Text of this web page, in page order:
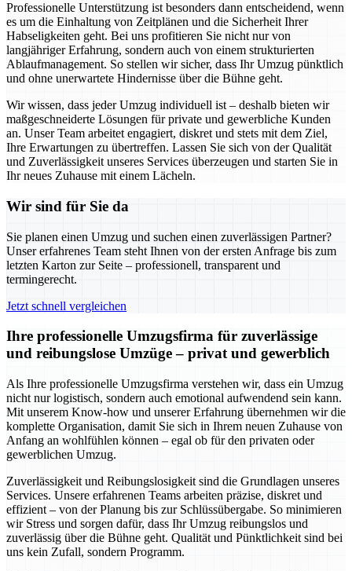
Professionelle Unterstützung ist besonders dann entscheidend, wenn
es um die Einhaltung von Zeitplänen und die Sicherheit Ihrer
Habseligkeiten geht. Bei uns profitieren Sie nicht nur von
langjähriger Erfahrung, sondern auch von einem strukturierten
Ablaufmanagement. So stellen wir sicher, dass Ihr Umzug pünktlich
und ohne unerwartete Hindernisse über die Bühne geht.
Wir wissen, dass jeder Umzug individuell ist – deshalb bieten wir
maßgeschneiderte Lösungen für private und gewerbliche Kunden
an. Unser Team arbeitet engagiert, diskret und stets mit dem Ziel,
Ihre Erwartungen zu übertreffen. Lassen Sie sich von der Qualität
und Zuverlässigkeit unseres Services überzeugen und starten Sie in
Ihr neues Zuhause mit einem Lächeln.
Wir sind für Sie da
Sie planen einen Umzug und suchen einen zuverlässigen Partner?
Unser erfahrenes Team steht Ihnen von der ersten Anfrage bis zum
letzten Karton zur Seite – professionell, transparent und
termingerecht.
Jetzt schnell vergleichen
Ihre professionelle Umzugsfirma für zuverlässige
und reibungslose Umzüge – privat und gewerblich
Als Ihre professionelle Umzugsfirma verstehen wir, dass ein Umzug
nicht nur logistisch, sondern auch emotional aufwendend sein kann.
Mit unserem Know-how und unserer Erfahrung übernehmen wir die
komplette Organisation, damit Sie sich in Ihrem neuen Zuhause von
Anfang an wohlfühlen können – egal ob für den privaten oder
gewerblichen Umzug.
Zuverlässigkeit und Reibungslosigkeit sind die Grundlagen unseres
Services. Unsere erfahrenen Teams arbeiten präzise, diskret und
effizient – von der Planung bis zur Schlüssübergabe. So minimieren
wir Stress und sorgen dafür, dass Ihr Umzug reibungslos und
zuverlässig über die Bühne geht. Qualität und Pünktlichkeit sind bei
uns kein Zufall, sondern Programm.